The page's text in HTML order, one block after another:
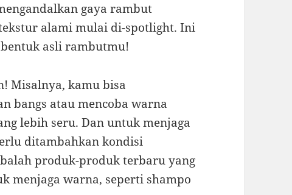
gaya rambut
alami mulai di-spotlight. Ini
asli rambutmu!
Misalnya, kamu bisa
bangs atau mencoba warna
lebih seru. Dan untuk menjaga
ditambahkan kondisi
produk-produk terbaru yang
menjaga warna, seperti shampo